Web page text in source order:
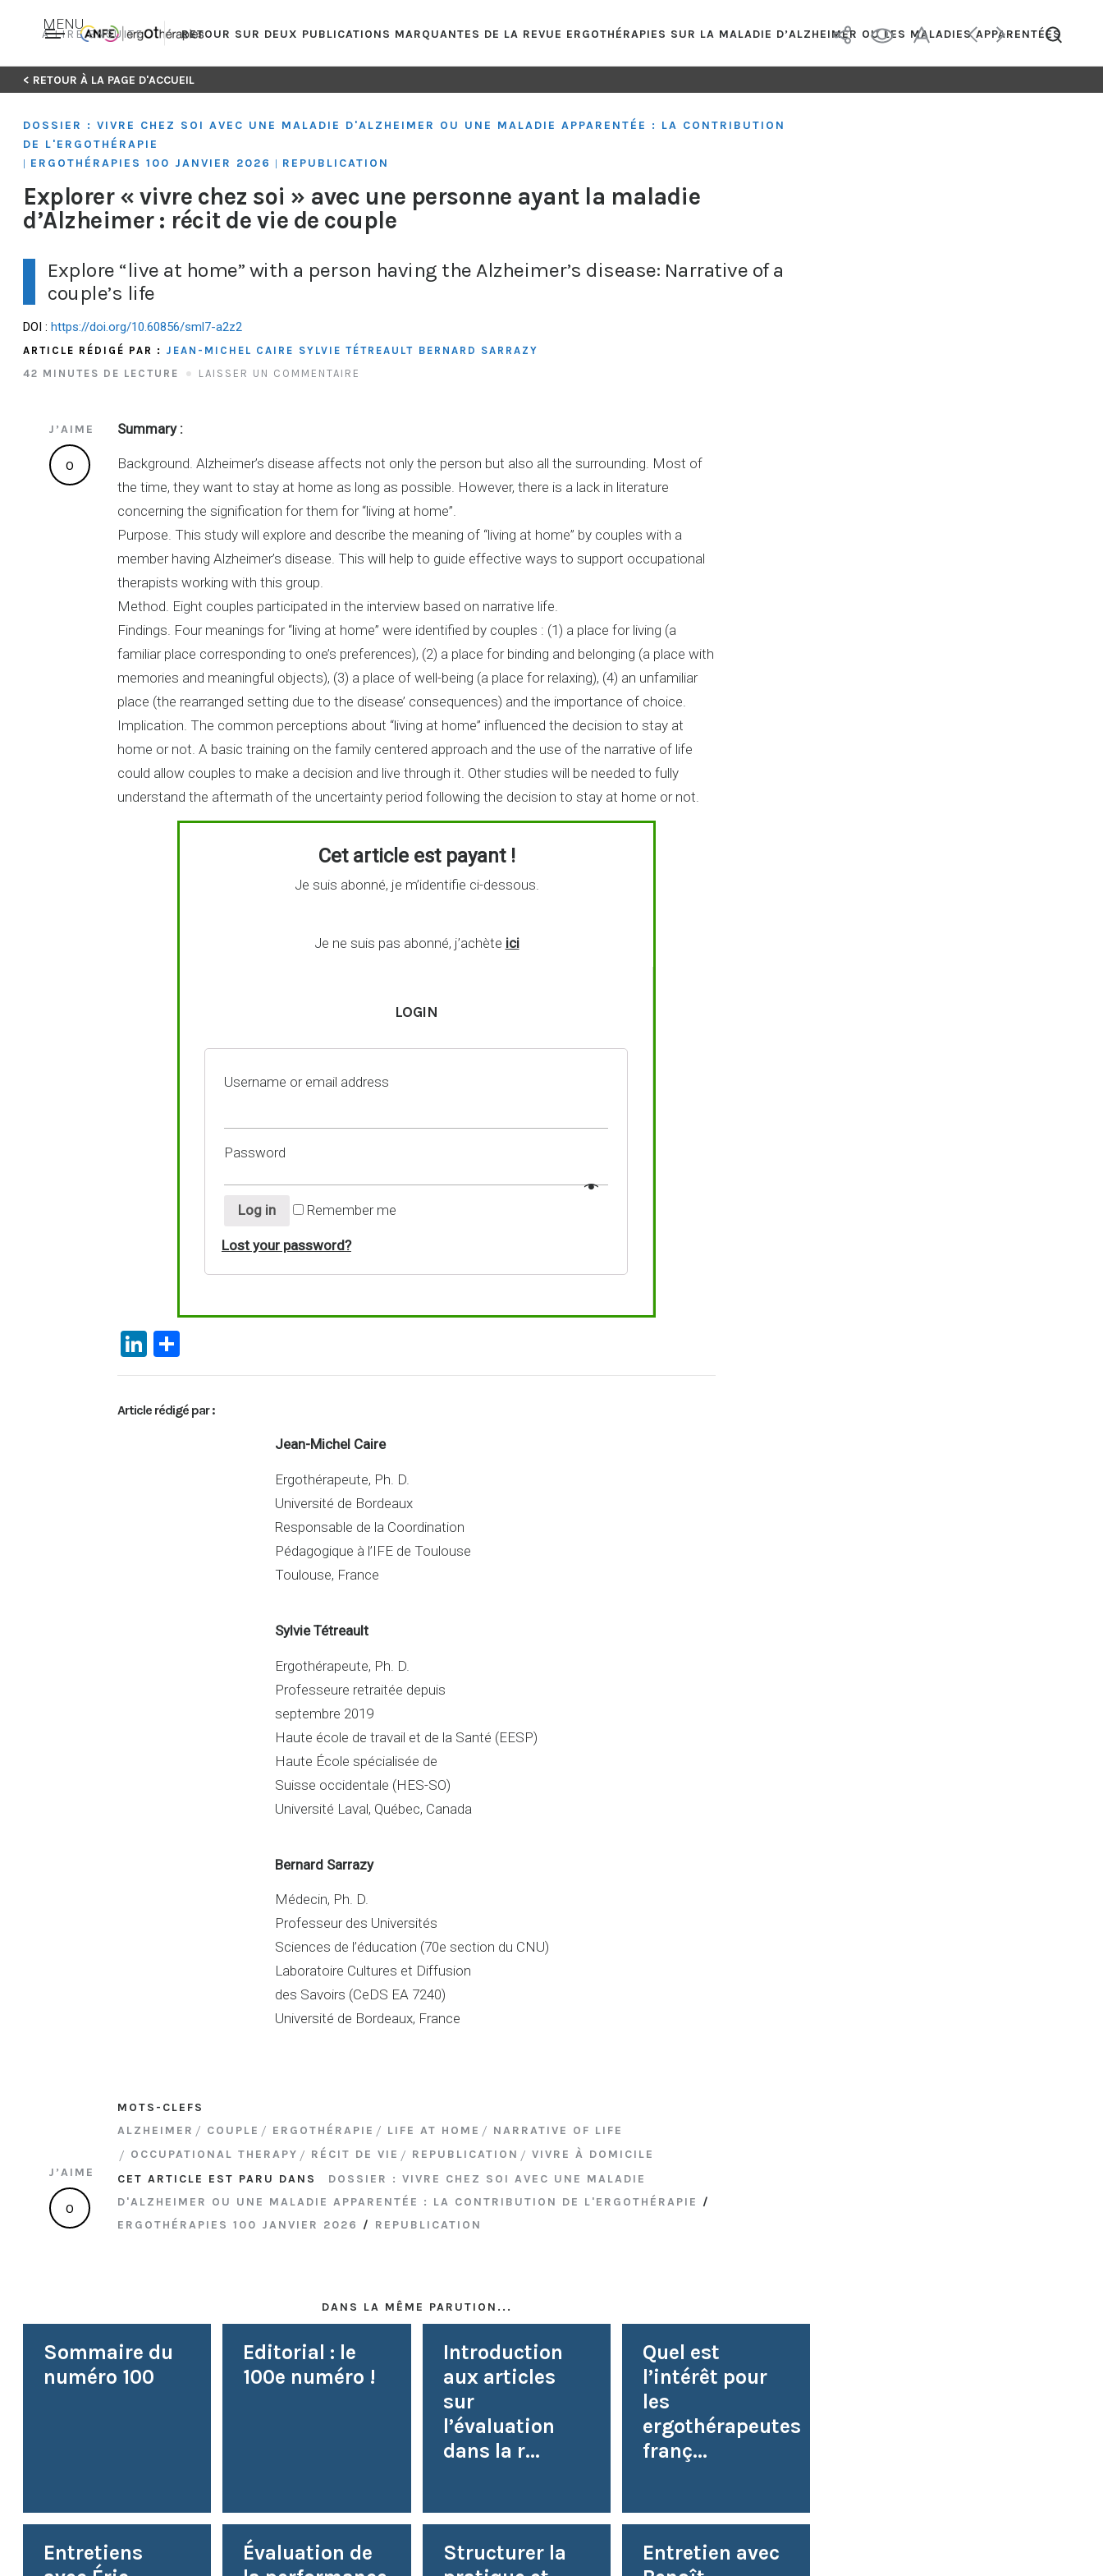
Skip
content
A LIRE ENSUITE RETOUR SUR DEUX PUBLICATIONS MARQUANTES DE LA REVUE ERGOTHÉRAPIES SUR LA MALADIE D’ALZHEIMER OU LES MALADIES APPARENTÉES
MENU
< RETOUR À LA PAGE D'ACCUEIL
DOSSIER : VIVRE CHEZ SOI AVEC UNE MALADIE D'ALZHEIMER OU UNE MALADIE APPARENTÉE : LA CONTRIBUTION
DE L'ERGOTHÉRAPIE
ERGOTHÉRAPIES 100 JANVIER 2026 REPUBLICATION
Explorer « vivre chez soi » avec une personne ayant la maladie
d’Alzheimer : récit de vie de couple
Explore “live at home” with a person having the Alzheimer’s disease: Narrative of a
couple’s life
DOI : https://doi.org/10.60856/sml7-a2z2
ARTICLE RÉDIGÉ PAR : JEAN-MICHEL CAIRE SYLVIE TÉTREAULT BERNARD SARRAZY
42 MINUTES DE LECTURE
LAISSER UN COMMENTAIRE
J’AIME
0
Summary :
Background. Alzheimer’s disease affects not only the person but also all the surrounding. Most of
the time, they want to stay at home as long as possible. However, there is a lack in literature
concerning the signification for them for “living at home”.
Purpose. This study will explore and describe the meaning of “living at home” by couples with a
member having Alzheimer’s disease. This will help to guide effective ways to support occupational
therapists working with this group.
Method. Eight couples participated in the interview based on narrative life.
Findings. Four meanings for “living at home” were identified by couples : (1) a place for living (a
familiar place corresponding to one’s preferences), (2) a place for binding and belonging (a place with
memories and meaningful objects), (3) a place of well-being (a place for relaxing), (4) an unfamiliar
place (the rearranged setting due to the disease’ consequences) and the importance of choice.
Implication. The common perceptions about “living at home” influenced the decision to stay at
home or not. A basic training on the family centered approach and the use of the narrative of life
could allow couples to make a decision and live through it. Other studies will be needed to fully
understand the aftermath of the uncertainty period following the decision to stay at home or not.
Cet article est payant !
Je suis abonné, je m’identifie ci-dessous.
Je ne suis pas abonné, j’achète ici
LOGIN
Username or email address
Password
Log in Remember me
Lost your password?
Li
n
ke
dI
ar
ta
g
Article rédigé par :
Jean-Michel Caire
Ergothérapeute, Ph. D.
Université de Bordeaux
Responsable de la Coordination
Pédagogique à l’IFE de Toulouse
Toulouse, France
Sylvie Tétreault
Ergothérapeute, Ph. D.
Professeure retraitée depuis
septembre 2019
Haute école de travail et de la Santé (EESP)
Haute École spécialisée de
Suisse occidentale (HES-SO)
Université Laval, Québec, Canada
Bernard Sarrazy
Médecin, Ph. D.
Professeur des Universités
Sciences de l’éducation (70e section du CNU)
Laboratoire Cultures et Diffusion
des Savoirs (CeDS EA 7240)
Université de Bordeaux, France
MOTS-CLEFS
ALZHEIMER
COUPLE ERGOTHÉRAPIE LIFE AT HOME
NARRATIVE OF LIFE
OCCUPATIONAL THERAPY
RÉCIT DE VIE REPUBLICATION
VIVRE À DOMICILE
CET ARTICLE EST PARU DANS
DOSSIER : VIVRE CHEZ SOI AVEC UNE MALADIE
D'ALZHEIMER OU UNE MALADIE APPARENTÉE : LA CONTRIBUTION DE L'ERGOTHÉRAPIE /
ERGOTHÉRAPIES 100 JANVIER 2026 / REPUBLICATION
J’AIME
0
DANS LA MÊME PARUTION...
Sommaire du
numéro 100
Editorial : le
100e numéro !
Introduction
aux articles
sur
l’évaluation
dans la r...
Quel est
l’intérêt pour
les
ergothérapeutes
franç...
Entretiens
Évaluation de
Structurer la
Entretien avec